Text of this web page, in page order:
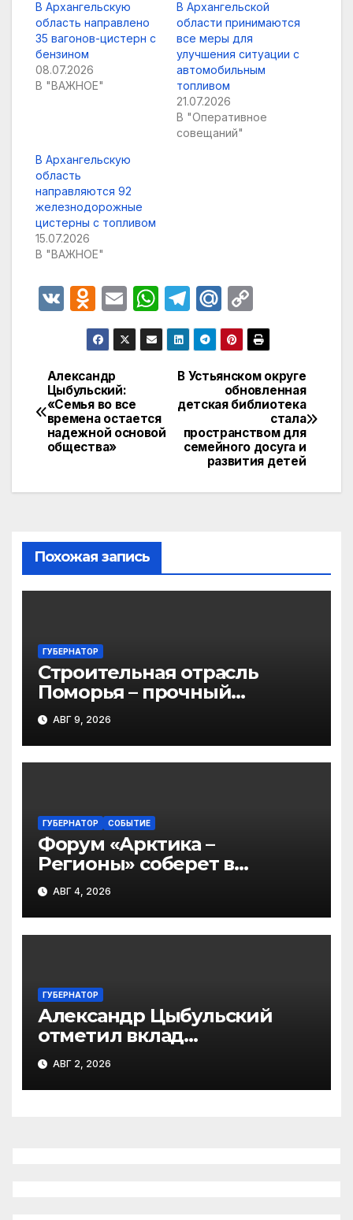
В Архангельскую
область направлено
35 вагонов-цистерн с
бензином
08.07.2026
В "ВАЖНОЕ"
В Архангельской
области принимаются
все меры для
улучшения ситуации с
автомобильным
топливом
21.07.2026
В "Оперативное
совещаний"
В Архангельскую
область
направляются 92
железнодорожные
цистерны с топливом
15.07.2026
В "ВАЖНОЕ"
V
O
d
n
o
kl
a
s
ni
E
m
ail
W
h
at
p
T
el
e
gr
a
m
M
ail
.R
u
o
p
y
Li
n
k
Навигация
по
записям
В Устьянском округе
обновленная
детская библиотека
стала
пространством для
семейного досуга и
развития детей
Александр
Цыбульский:
«Семья во все
времена остается
надежной основой
общества»
Похожая запись
ГУБЕРНАТОР
Строительная отрасль
Поморья – прочный
фундамент развития
региона
АВГ 9, 2026
ГУБЕРНАТОР СОБЫТИЕ
Форум «Арктика –
Регионы» соберет в
Архангельске участников
из 45 регионов
АВГ 4, 2026
ГУБЕРНАТОР
Александр Цыбульский
отметил вклад
железнодорожников в
развитие Архангельской
области
АВГ 2, 2026